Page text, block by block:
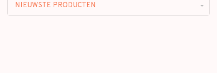
NIEUWSTE PRODUCTEN